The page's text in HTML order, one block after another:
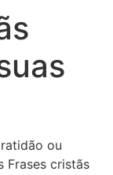
ou
Frases cristãs